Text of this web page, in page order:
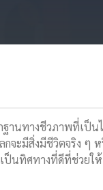
านทางชีวภาพที่เป็
จะมีสิ่งมีชีวิตจริง ๆ
ป็นทิศทางที่ดีที่ช่วยใ